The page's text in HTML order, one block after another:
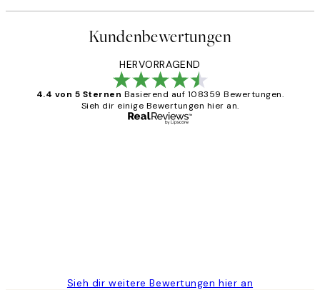
Kundenbewertungen
HERVORRAGEND
4.4 von 5 Sternen Basierend auf 108359 Bewertungen.
Sieh dir einige Bewertungen hier an.
Sieh dir weitere Bewertungen hier an